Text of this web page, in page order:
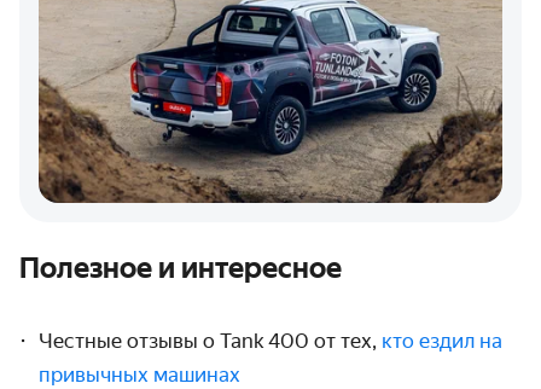
Полезное и интересное
Честные отзывы о Tank 400 от тех, кто ездил на
привычных машинах